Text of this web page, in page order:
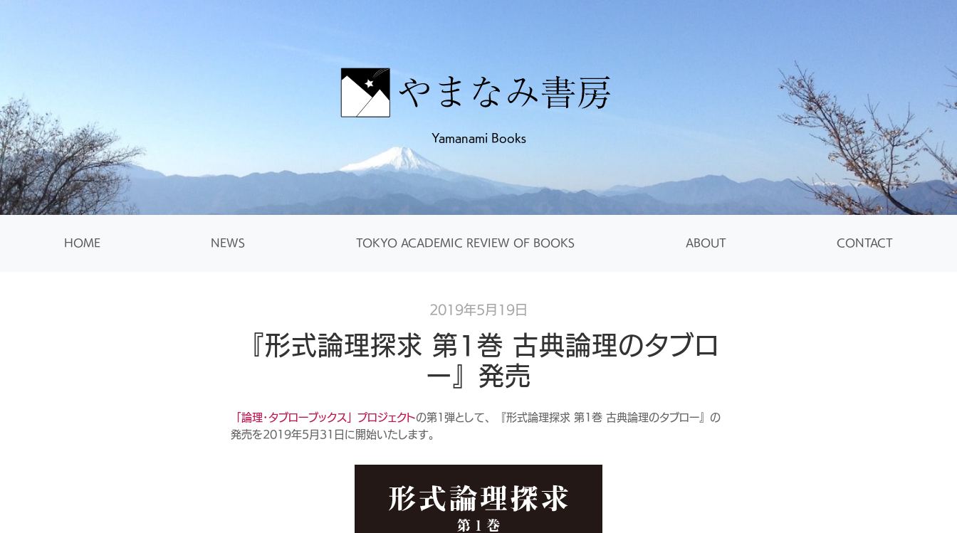
Yamanami Books
HOME NEWS TOKYO ACADEMIC REVIEW OF BOOKS ABOUT CONTACT
2019年5月19日
『形式論理探求 第1巻 古典論理のタブロ
ー』発売
「論理・タブローブックス」プロジェクトの第1弾として、『形式論理探求 第1巻 古典論理のタブロー』の
発売を2019年5月31日に開始いたします。